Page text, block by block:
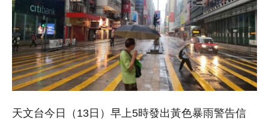
天文台今日（13日）早上5時發出黃色暴雨警告信